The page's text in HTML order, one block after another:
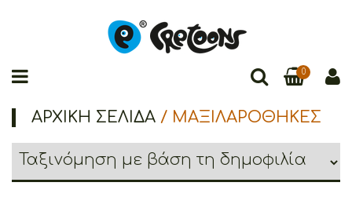
0
ΑΡΧΙΚΉ ΣΕΛΊΔΑ / ΜΑΞΙΛΑΡΟΘΗΚΕΣ